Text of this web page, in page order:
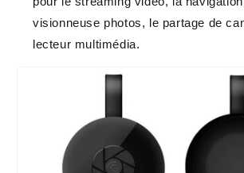
visionneuse photos, le partage de
lecteur multimédia.